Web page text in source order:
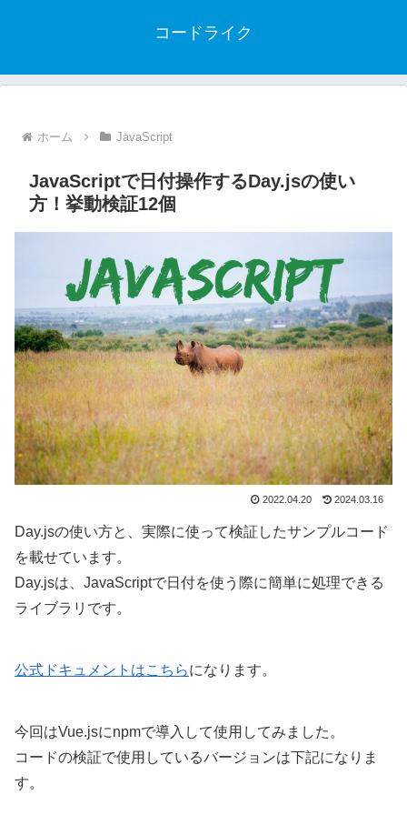
コードライク
ホーム JavaScript
JavaScriptで日付操作するDay.jsの使い
方！挙動検証12個
2022.04.20 2024.03.16
Day.jsの使い方と、実際に使って検証したサンプルコード
を載せています。
Day.jsは、JavaScriptで日付を使う際に簡単に処理できる
ライブラリです。
公式ドキュメントはこちらになります。
今回はVue.jsにnpmで導入して使用してみました。
コードの検証で使用しているバージョンは下記になりま
す。